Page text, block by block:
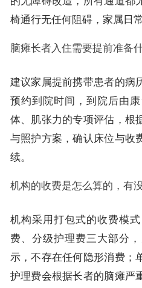
椅通行无任何阻碍，家属日
脑瘫长者入住需要提前准备
建议家属提前携带患者的病
预约到院时间，到院后由
体、肌张力的专项评估，根
与照护方案，确认床位与收
续。
机构的收费是怎么算的，有
机构采用打包式的收费模
费、分级护理费三大部分
示，不存在任何隐形消费；
护理费会根据长者的脑瘫严